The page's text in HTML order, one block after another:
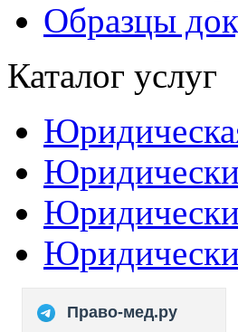
Образцы
Каталог услуг
Право-мед.ру